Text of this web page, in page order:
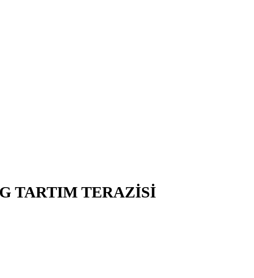
TARTIM TERAZİSİ